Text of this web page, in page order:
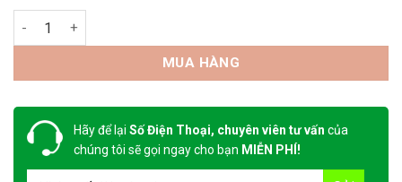
Áo điều hòa mẫu 02 số lượng
MUA HÀNG
Hãy để lại Số Điện Thoại, chuyên viên tư vấn của
chúng tôi sẽ gọi ngay cho bạn MIỄN PHÍ!